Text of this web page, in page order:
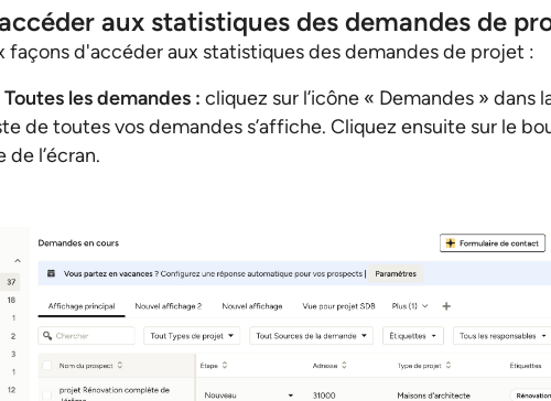
aux statistiques des demandes de
façons d'accéder aux statistiques des demandes de projet :
les demandes : cliquez sur l’icône « Demandes » dans
de toutes vos demandes s’affiche. Cliquez ensuite sur le
l’écran.